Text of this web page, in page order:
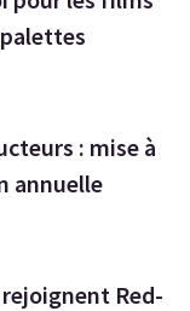
: mise à
annuelle
Red-